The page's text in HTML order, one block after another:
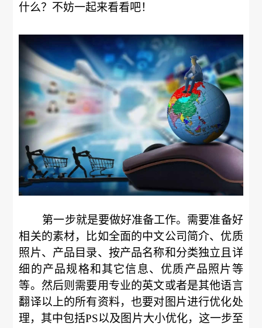
什么？不妨一起来看看吧！
第一步就是要做好准备工作。需要准备好
相关的素材，比如全面的中文公司简介、优质
照片、产品目录、按产品名称和分类独立且详
细的产品规格和其它信息、优质产品照片等
等。然后则需要用专业的英文或者是其他语言
翻译以上的所有资料，也要对图片进行优化处
理，其中包括PS以及图片大小优化，这一步至